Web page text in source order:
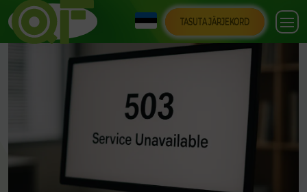
TASUTA JÄRJEKORD